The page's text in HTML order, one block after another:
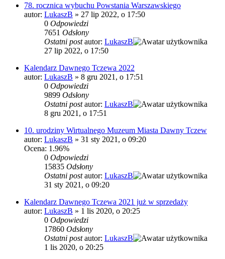
78. rocznica wybuchu Powstania Warszawskiego
autor: LukaszB » 27 lip 2022, o 17:50
0 Odpowiedzi
7651 Odsłony
Ostatni postautor: LukaszB
27 lip 2022, o 17:50
Kalendarz Dawnego Tczewa 2022
autor: LukaszB » 8 gru 2021, o 17:51
0 Odpowiedzi
9899 Odsłony
Ostatni postautor: LukaszB
8 gru 2021, o 17:51
10. urodziny Wirtualnego Muzeum Miasta Dawny Tczew
autor: LukaszB » 31 sty 2021, o 09:20
Ocena: 1.96%
0 Odpowiedzi
15835 Odsłony
Ostatni postautor: LukaszB
31 sty 2021, o 09:20
Kalendarz Dawnego Tczewa 2021 już w sprzedaży
autor: LukaszB » 1 lis 2020, o 20:25
0 Odpowiedzi
17860 Odsłony
Ostatni postautor: LukaszB
1 lis 2020, o 20:25